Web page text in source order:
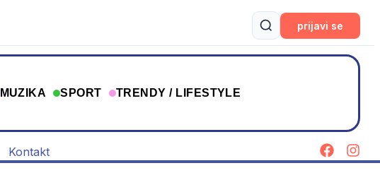
prijavi se
MUZIKA SPORT TRENDY / LIFESTYLE
Kontakt